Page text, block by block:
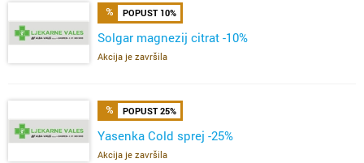
POPUST 10%
Solgar magnezij citrat -10%
Akcija je završila
POPUST 25%
Yasenka Cold sprej -25%
Akcija je završila